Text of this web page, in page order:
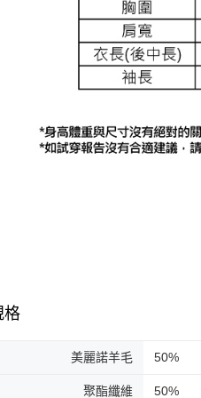
格
美麗諾羊毛 50%
聚酯纖維 50%